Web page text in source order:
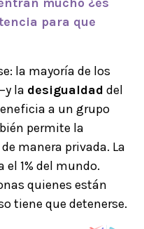
para que
la mayoría de los
la desigualdad del
a un grupo
permite la
manera privada. La
1% del mundo.
quienes están
tiene que detenerse.